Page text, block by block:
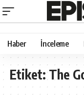
Haber İnceleme
Etiket:The